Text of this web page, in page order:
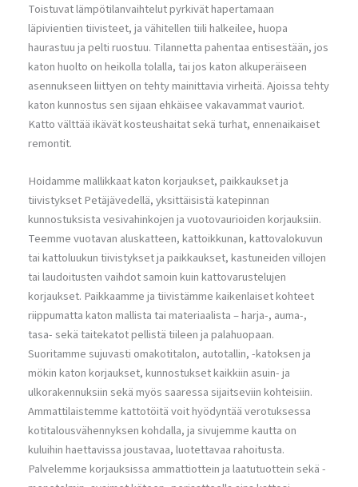
Toistuvat lämpötilanvaihtelut pyrkivät hapertamaan
läpivientien tiivisteet, ja vähitellen tiili halkeilee, huopa
haurastuu ja pelti ruostuu. Tilannetta pahentaa entisestään, jos
katon huolto on heikolla tolalla, tai jos katon alkuperäiseen
asennukseen liittyen on tehty mainittavia virheitä. Ajoissa tehty
katon kunnostus sen sijaan ehkäisee vakavammat vauriot.
Katto välttää ikävät kosteushaitat sekä turhat, ennenaikaiset
remontit.
Hoidamme mallikkaat katon korjaukset, paikkaukset ja
tiivistykset Petäjävedellä, yksittäisistä katepinnan
kunnostuksista vesivahinkojen ja vuotovaurioiden korjauksiin.
Teemme vuotavan aluskatteen, kattoikkunan, kattovalokuvun
tai kattoluukun tiivistykset ja paikkaukset, kastuneiden villojen
tai laudoitusten vaihdot samoin kuin kattovarustelujen
korjaukset. Paikkaamme ja tiivistämme kaikenlaiset kohteet
riippumatta katon mallista tai materiaalista – harja-, auma-,
tasa- sekä taitekatot pellistä tiileen ja palahuopaan.
Suoritamme sujuvasti omakotitalon, autotallin, -katoksen ja
mökin katon korjaukset, kunnostukset kaikkiin asuin- ja
ulkorakennuksiin sekä myös saaressa sijaitseviin kohteisiin.
Ammattilaistemme kattotöitä voit hyödyntää verotuksessa
kotitalousvähennyksen kohdalla, ja sivujemme kautta on
kuluihin haettavissa joustavaa, luotettavaa rahoitusta.
Palvelemme korjauksissa ammattiottein ja laatutuottein sekä -